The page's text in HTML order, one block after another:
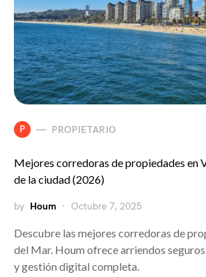
P PROPIETARIO
Mejores corredoras de propiedades en
de la ciudad (2026)
by Houm Octubre 7, 2025
Descubre las mejores corredoras de
del Mar. Houm ofrece arriendos
y gestión digital completa.